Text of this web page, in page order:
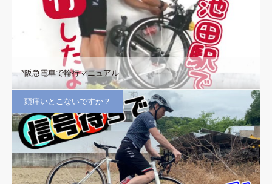
*阪急電車で輪行マニュアル
頭痒いとこないですか？